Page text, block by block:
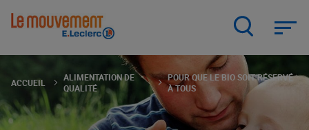
ACCUEIL
ALIMENTATION DE
QUALITÉ
POUR QUE LE BIO SOIT RÉSERVÉ
À TOUS